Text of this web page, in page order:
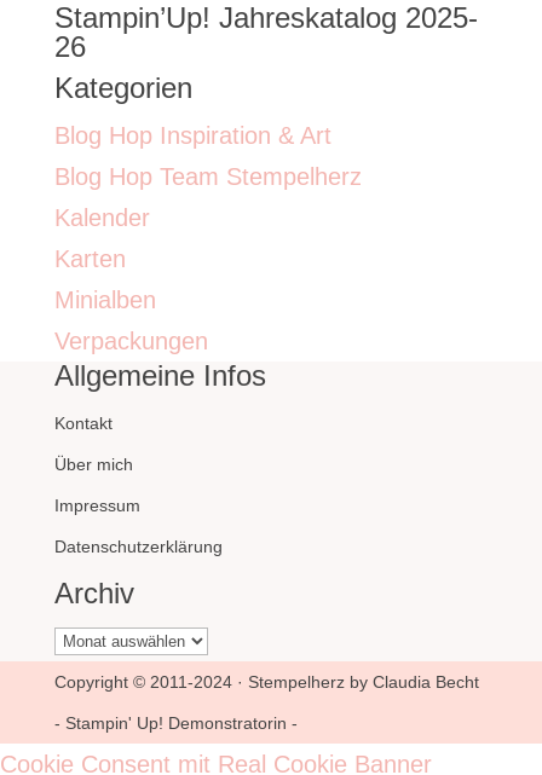
Stampin’Up! Jahreskatalog 2025-
26
Kategorien
Blog Hop Inspiration & Art
Blog Hop Team Stempelherz
Kalender
Karten
Minialben
Verpackungen
Allgemeine Infos
Kontakt
Über mich
Impressum
Datenschutzerklärung
Archiv
Archiv
Copyright © 2011-2024 · Stempelherz by Claudia Becht
- Stampin' Up! Demonstratorin -
Cookie Consent mit Real Cookie Banner